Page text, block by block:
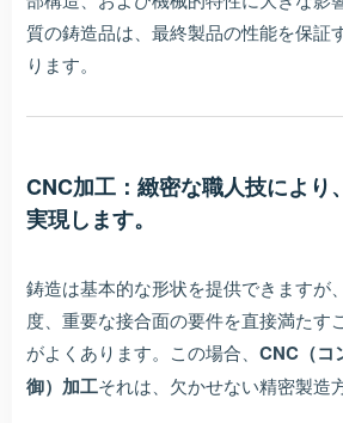
質の鋳造品は、最終製品の性能を保証
ります。
CNC加工：緻密な職人技により
実現します。
鋳造は基本的な形状を提供できますが
度、重要な接合面の要件を直接満たす
がよくあります。この場合、 CNC（コ
御）加工それは、欠かせない精密製造